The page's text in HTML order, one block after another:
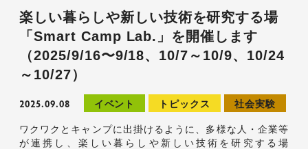
楽しい暮らしや新しい技術を研究する場
「Smart Camp Lab.」を開催します
（2025/9/16〜9/18、10/7～10/9、10/24
～10/27）
2025.09.08 イベント トピックス 社会実験
ワクワクとキャンプに出掛けるように、多様な人・企業等
が連携し、楽しい暮らしや新しい技術を研究する場